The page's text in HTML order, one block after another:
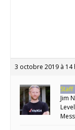
3 octobre 2019 à 14
Staff
Jim